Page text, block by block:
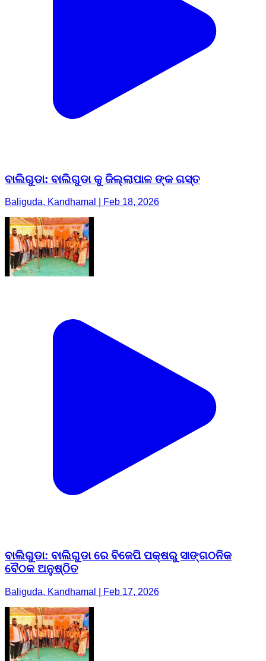
ବାଲିଗୁଡା: ବାଲିଗୁଡା କୁ ଜିଲ୍ଲାପାଳ ଙ୍କ ଗସ୍ତ
Baliguda, Kandhamal | Feb 18, 2026
ବାଲିଗୁଡା: ବାଲିଗୁଡା ରେ ବିଜେପି ପକ୍ଷରୁ ସାଙ୍ଗଠନିକ
ବୈଠକ ଅନୁଷ୍ଠିତ
Baliguda, Kandhamal | Feb 17, 2026